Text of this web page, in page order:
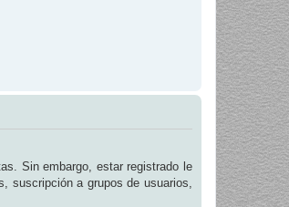
Sin embargo, estar registrado le
suscripción a grupos de usuarios,